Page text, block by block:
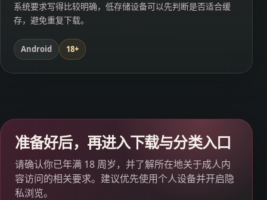
系统要求写得比较明确，低存储设备可以先判断是否适合缓
存，避免重复下载。
Android 18+
准备好后，再进入下载与分类入口
请确认你已年满 18 周岁，并了解所在地关于成人内
容访问的相关要求。建议优先使用个人设备并开启隐
私浏览。